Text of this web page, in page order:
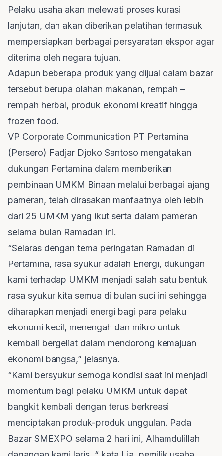
Pelaku usaha akan melewati proses kurasi
lanjutan, dan akan diberikan pelatihan termasuk
mempersiapkan berbagai persyaratan ekspor agar
diterima oleh negara tujuan.
Adapun beberapa produk yang dijual dalam bazar
tersebut berupa olahan makanan, rempah –
rempah herbal, produk ekonomi kreatif hingga
frozen food.
VP Corporate Communication PT Pertamina
(Persero) Fadjar Djoko Santoso mengatakan
dukungan Pertamina dalam memberikan
pembinaan UMKM Binaan melalui berbagai ajang
pameran, telah dirasakan manfaatnya oleh lebih
dari 25 UMKM yang ikut serta dalam pameran
selama bulan Ramadan ini.
“Selaras dengan tema peringatan Ramadan di
Pertamina, rasa syukur adalah Energi, dukungan
kami terhadap UMKM menjadi salah satu bentuk
rasa syukur kita semua di bulan suci ini sehingga
diharapkan menjadi energi bagi para pelaku
ekonomi kecil, menengah dan mikro untuk
kembali bergeliat dalam mendorong kemajuan
ekonomi bangsa,” jelasnya.
“Kami bersyukur semoga kondisi saat ini menjadi
momentum bagi pelaku UMKM untuk dapat
bangkit kembali dengan terus berkreasi
menciptakan produk-produk unggulan. Pada
Bazar SMEXPO selama 2 hari ini, Alhamdulillah